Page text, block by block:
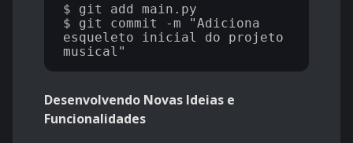
$ git add main.py
$ git commit -m "Adiciona
esqueleto inicial do projeto
Desenvolvendo Novas Ideias e
Funcionalidades